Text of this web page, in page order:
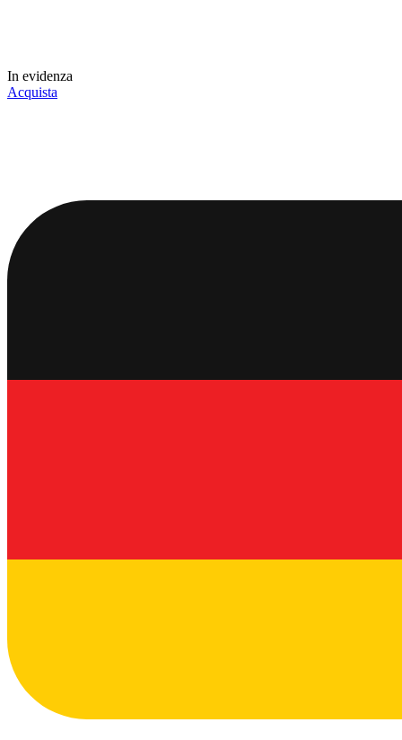
In evidenza
Acquista